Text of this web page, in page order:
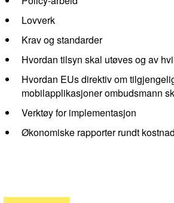
Lovverk
Krav og standarder
Hvordan tilsyn skal utøves og av
Hvordan EUs direktiv om
mobilapplikasjoner ombudsmann
Verktøy for implementasjon
Økonomiske rapporter rundt